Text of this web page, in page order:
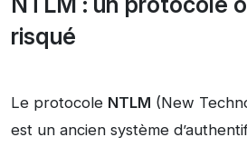
risqué
Le protocole NTLM (New
est un ancien système